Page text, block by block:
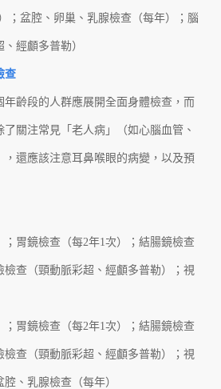
；盆腔、卵巢、乳腺檢查（每年）；腦
經顱多普勒）
查
年齡段的人群應展開全面身體檢查，而
關注常見「老人病」（如心腦血管、
還應該注意耳鼻喉眼的病變，以及預
胃鏡檢查（每2年1次）；結腸鏡檢查
檢查（頸動脈彩超、經顱多普勒）；視
胃鏡檢查（每2年1次）；結腸鏡檢查
檢查（頸動脈彩超、經顱多普勒）；視
、乳腺檢查（每年）